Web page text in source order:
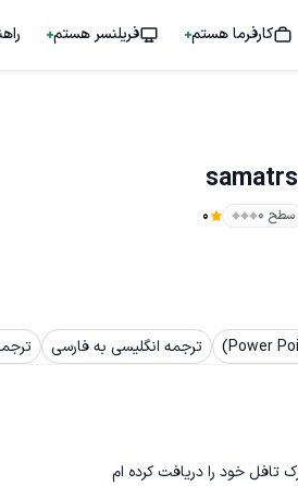
کارفرما هستم فریلنسر هستم
سطح ۰ 0
ترجمه انگلیسی به فارسی
تافل خود را دریافت کرده ام